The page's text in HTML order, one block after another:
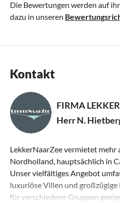
Die Bewertungen werden auf
dazu in unseren
Kontakt
FIRMA
Herr N.
LekkerNaarZee vermietet mehr
Nordholland, hauptsächlich in
Unser vielfältiges Angebot
luxuriöse Villen und
für verschiedene Gruppen